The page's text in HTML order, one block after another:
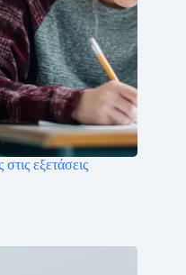
εξετάσεις